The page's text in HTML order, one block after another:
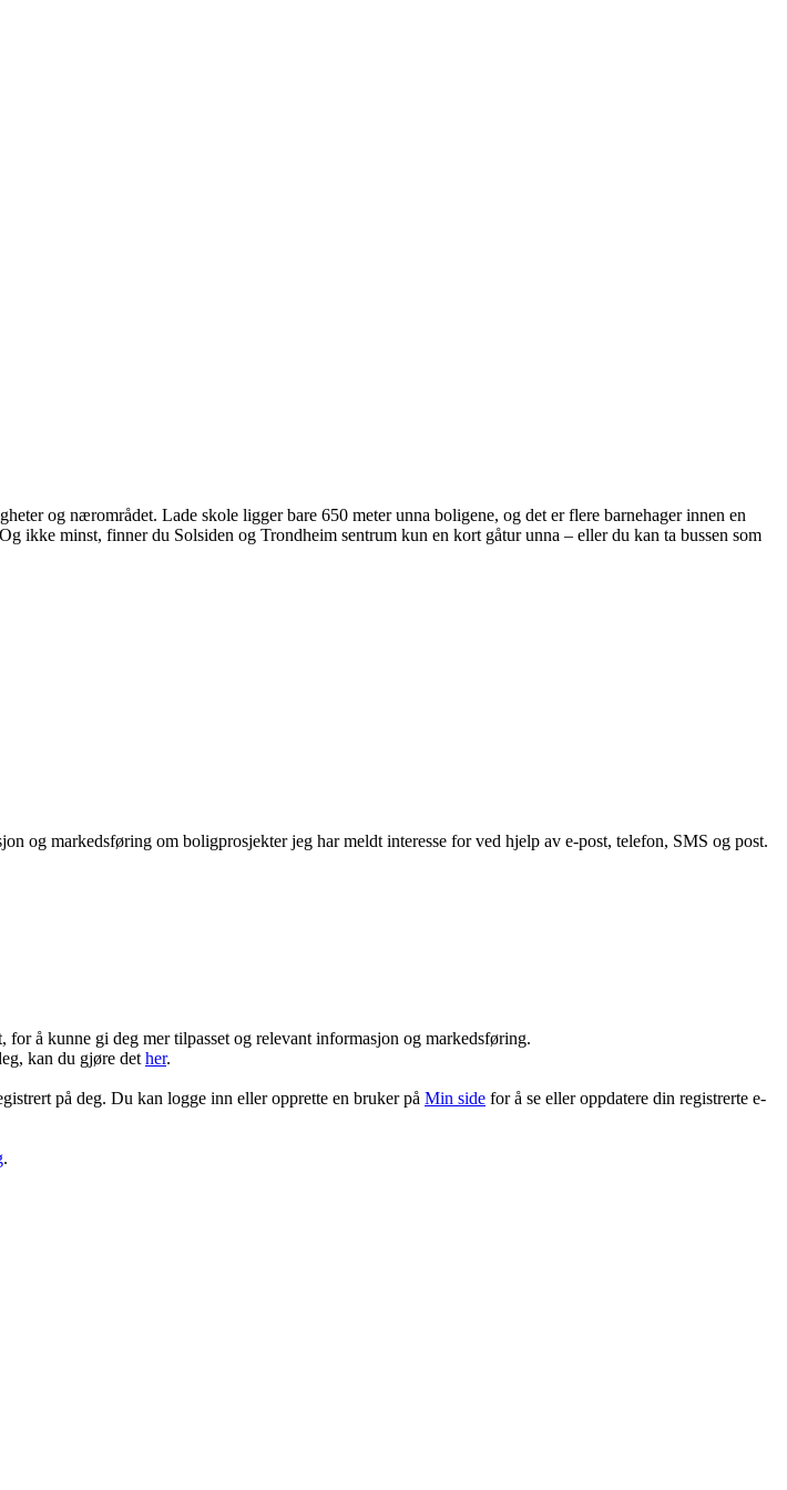
og nærområdet. Lade skole ligger bare 650 meter unna boligene, og det er flere barnehager innen en
ikke minst, finner du Solsiden og Trondheim sentrum kun en kort gåtur unna – eller du kan ta bussen som
og markedsføring om boligprosjekter jeg har meldt interesse for ved hjelp av e-post, telefon, SMS og post.
å kunne gi deg mer tilpasset og relevant informasjon og markedsføring.
kan du gjøre dether.
på deg. Du kan logge inn eller opprette en bruker på Min side for å se eller oppdatere din registrerte e-
.